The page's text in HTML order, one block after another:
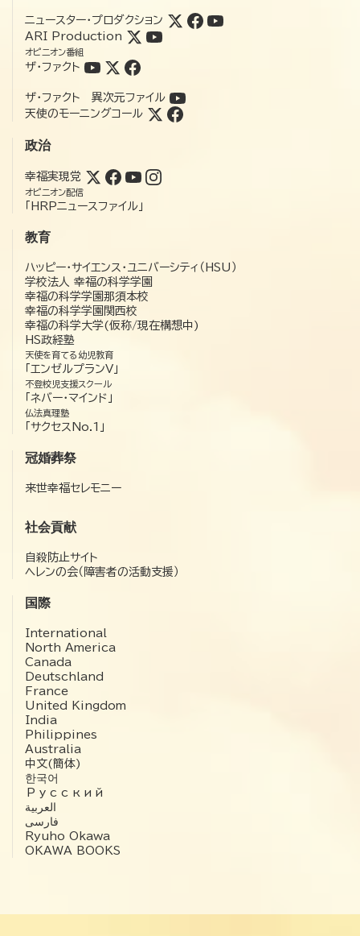
ニュースター・プロダクション
ARI Production
オピニオン番組
ザ・ファクト
ザ・ファクト 異次元ファイル
天使のモーニングコール
政治
幸福実現党
オピニオン配信
「HRPニュースファイル」
教育
ハッピー・サイエンス・ユニバーシティ（HSU）
学校法人 幸福の科学学園
幸福の科学学園那須本校
幸福の科学学園関西校
幸福の科学大学(仮称/現在構想中)
HS政経塾
天使を育てる幼児教育
「エンゼルプランV」
不登校児支援スクール
「ネバー・マインド」
仏法真理塾
「サクセスNo.1」
冠婚葬祭
来世幸福セレモニー
社会貢献
自殺防止サイト
ヘレンの会（障害者の活動支援）
国際
International
North America
Canada
Deutschland
France
United Kingdom
India
Philippines
Australia
中文(簡体)
한국어
Русский
العربية‏
فارسی
Ryuho Okawa
OKAWA BOOKS